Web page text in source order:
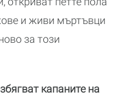
и живи мъртъвци
за този
капаните на